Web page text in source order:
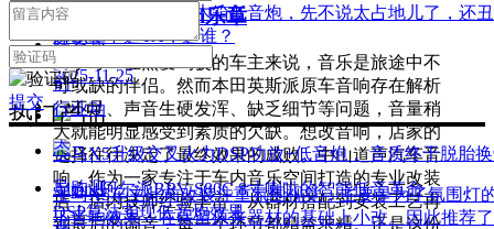
浪奏响移动Hi-Fi乐章
对于每一位热爱驾驶的车主来说，音乐是旅途中不
可或缺的伴侣。然而本田英斯派原车音响存在解析
力不足、声音生硬发浑、缺乏细节等问题，音量稍
大就能明显感受到素质的欠缺。想改音响，店家的
选择往往决定了最终效果的成败。中山道声汽车音
响，作为一家专注于车内音乐空间打造的专业改装
店，店内技师经验丰富，从器材搭配到安装工艺再
到最后的调音，每一个环节都精益求精。正是这份
说实在的，传统的木箱低音炮，先不说太占地儿了，还
所以，不选TA，选谁？
2025-11-25
宝马X5升级交叉火力DSP功放+低音炮， 音质终于脱胎
宝马X5车主此前改装注重氛围视觉，主要是为了氛围灯
下音响效果，在保留原来器材的基础上小改。因此推荐
热门产品
Alpine阿尔派BRV-S80C 8寸喇叭的智能低音革命，
DSP算法实现低音炮效果
们
联系我
们
快速导航
行业动
态
导购测
提交